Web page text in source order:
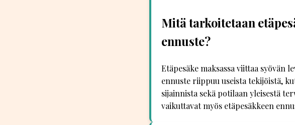
Mitä tarkoitetaan
ennuste?
Etäpesäke maksassa viittaa syövän
ennuste riippuu useista tekijöistä,
sijainnista sekä potilaan yleisestä
vaikuttavat myös etäpesäkkeen